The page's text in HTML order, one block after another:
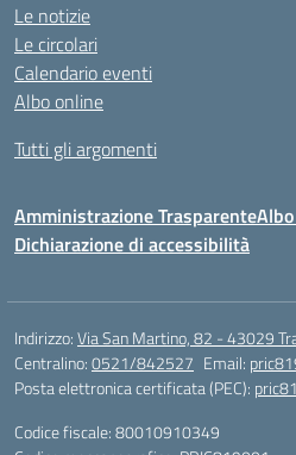
Le notizie
Le circolari
Calendario eventi
Albo online
Tutti gli argomenti
Amministrazione Trasparente
Dichiarazione di accessibilità
Indirizzo:Via San Martino, 82 - 43029
Centralino:0521/842527 Email:
Posta elettronica certificata (PEC):
Codice fiscale: 80010910349